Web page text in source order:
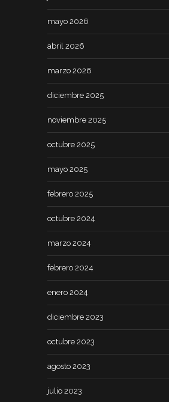
mayo 2026
abril 2026
marzo 2026
diciembre 2025
noviembre 2025
octubre 2025
mayo 2025
febrero 2025
octubre 2024
marzo 2024
febrero 2024
enero 2024
diciembre 2023
octubre 2023
agosto 2023
julio 2023